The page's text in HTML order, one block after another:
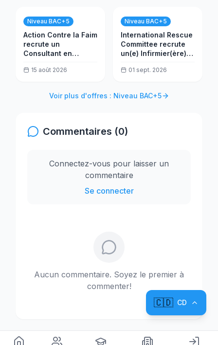
Niveau BAC+5
Action Contre la Faim
recrute un
Consultant en
15 août 2026
Niveau BAC+5
International Rescue
Committee recrute
un(e) Infirmier(ère)
01 sept. 2026
Voir plus d'offres : Niveau BAC+5
Commentaires (0)
Connectez-vous pour laisser un
commentaire
Se connecter
Aucun commentaire. Soyez le premier à
commenter!
🇨🇩 CD